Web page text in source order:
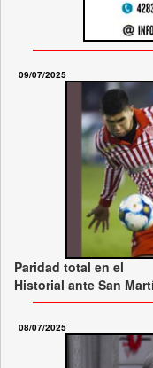
09/07/2025
Paridad total en el
Historial ante San
08/07/2025